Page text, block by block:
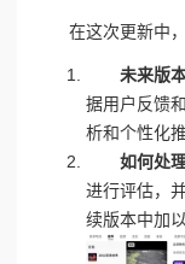
在这次更新中，
未来版
据用户反馈
析和个性化
如何处
进行评估，
续版本中加